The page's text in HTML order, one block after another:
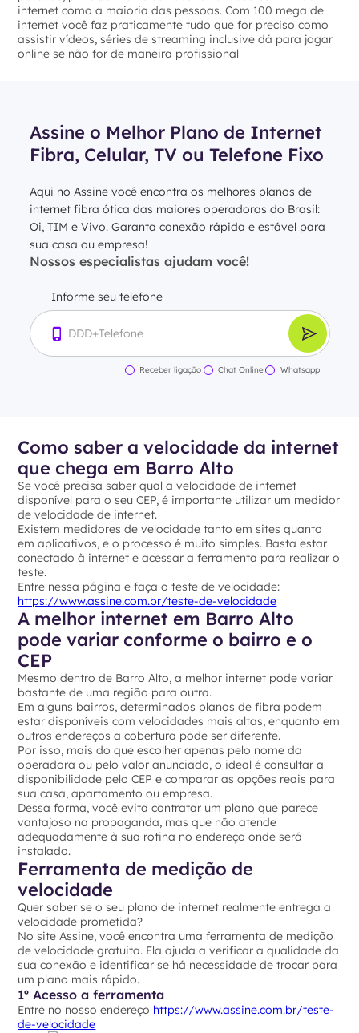
internet como a maioria das pessoas. Com 100 mega de
internet você faz praticamente tudo que for preciso como
assistir vídeos, séries de streaming inclusive dá para jogar
online se não for de maneira profissional
Assine o Melhor Plano de Internet
Fibra, Celular, TV ou Telefone Fixo
Aqui no Assine você encontra os melhores planos de
internet fibra ótica das maiores operadoras do Brasil:
Oi, TIM e Vivo. Garanta conexão rápida e estável para
sua casa ou empresa!
Nossos especialistas ajudam você!
Informe seu telefone
Receber ligação Chat Online Whatsapp
Como saber a velocidade da internet
que chega em Barro Alto
Se você precisa saber qual a velocidade de internet
disponível para o seu CEP, é importante utilizar um medidor
de velocidade de internet.
Existem medidores de velocidade tanto em sites quanto
em aplicativos, e o processo é muito simples. Basta estar
conectado à internet e acessar a ferramenta para realizar o
teste.
Entre nessa página e faça o teste de velocidade:
https://www.assine.com.br/teste-de-velocidade
A melhor internet em Barro Alto
pode variar conforme o bairro e o
CEP
Mesmo dentro de Barro Alto, a melhor internet pode variar
bastante de uma região para outra.
Em alguns bairros, determinados planos de fibra podem
estar disponíveis com velocidades mais altas, enquanto em
outros endereços a cobertura pode ser diferente.
Por isso, mais do que escolher apenas pelo nome da
operadora ou pelo valor anunciado, o ideal é consultar a
disponibilidade pelo CEP e comparar as opções reais para
sua casa, apartamento ou empresa.
Dessa forma, você evita contratar um plano que parece
vantajoso na propaganda, mas que não atende
adequadamente à sua rotina no endereço onde será
instalado.
Ferramenta de medição de
velocidade
Quer saber se o seu plano de internet realmente entrega a
velocidade prometida?
No site Assine, você encontra uma ferramenta de medição
de velocidade gratuita. Ela ajuda a verificar a qualidade da
sua conexão e identificar se há necessidade de trocar para
um plano mais rápido.
1º Acesso a ferramenta
Entre no nosso endereço https://www.assine.com.br/teste-
de-velocidade